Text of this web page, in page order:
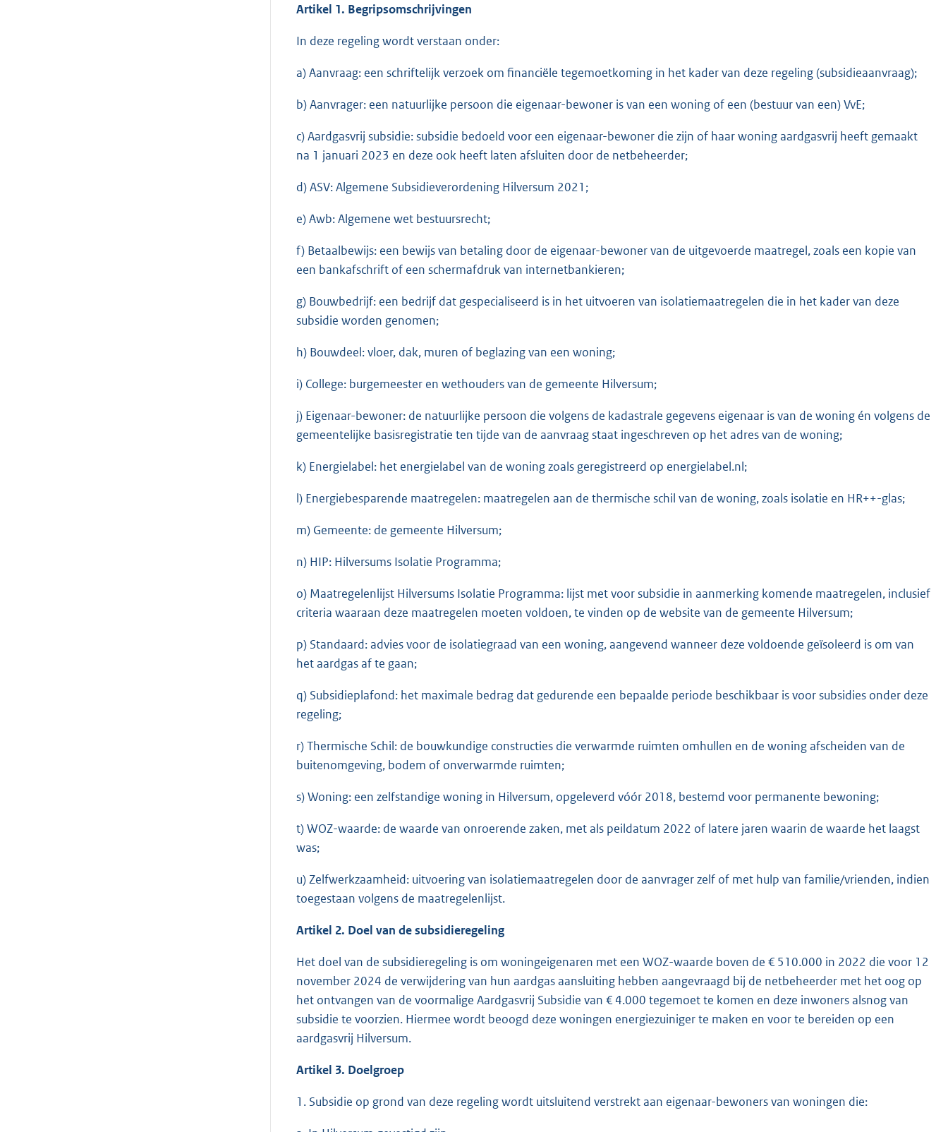
Artikel 1. Begripsomschrijvingen
In deze regeling wordt verstaan onder:
a) Aanvraag: een schriftelijk verzoek om financiële tegemoetkoming in het kader van deze regeling (subsidieaanvraag);
b) Aanvrager: een natuurlijke persoon die eigenaar-bewoner is van een woning of een (bestuur van een) VvE;
c) Aardgasvrij subsidie: subsidie bedoeld voor een eigenaar-bewoner die zijn of haar woning aardgasvrij heeft gemaakt
na 1 januari 2023 en deze ook heeft laten afsluiten door de netbeheerder;
d) ASV: Algemene Subsidieverordening Hilversum 2021;
e) Awb: Algemene wet bestuursrecht;
f) Betaalbewijs: een bewijs van betaling door de eigenaar-bewoner van de uitgevoerde maatregel, zoals een kopie van
een bankafschrift of een schermafdruk van internetbankieren;
g) Bouwbedrijf: een bedrijf dat gespecialiseerd is in het uitvoeren van isolatiemaatregelen die in het kader van deze
subsidie worden genomen;
h) Bouwdeel: vloer, dak, muren of beglazing van een woning;
i) College: burgemeester en wethouders van de gemeente Hilversum;
j) Eigenaar-bewoner: de natuurlijke persoon die volgens de kadastrale gegevens eigenaar is van de woning én volgens de
gemeentelijke basisregistratie ten tijde van de aanvraag staat ingeschreven op het adres van de woning;
k) Energielabel: het energielabel van de woning zoals geregistreerd op energielabel.nl;
l) Energiebesparende maatregelen: maatregelen aan de thermische schil van de woning, zoals isolatie en HR++-glas;
m) Gemeente: de gemeente Hilversum;
n) HIP: Hilversums Isolatie Programma;
o) Maatregelenlijst Hilversums Isolatie Programma: lijst met voor subsidie in aanmerking komende maatregelen, inclusief
criteria waaraan deze maatregelen moeten voldoen, te vinden op de website van de gemeente Hilversum;
p) Standaard: advies voor de isolatiegraad van een woning, aangevend wanneer deze voldoende geïsoleerd is om van
het aardgas af te gaan;
q) Subsidieplafond: het maximale bedrag dat gedurende een bepaalde periode beschikbaar is voor subsidies onder deze
regeling;
r) Thermische Schil: de bouwkundige constructies die verwarmde ruimten omhullen en de woning afscheiden van de
buitenomgeving, bodem of onverwarmde ruimten;
s) Woning: een zelfstandige woning in Hilversum, opgeleverd vóór 2018, bestemd voor permanente bewoning;
t) WOZ-waarde: de waarde van onroerende zaken, met als peildatum 2022 of latere jaren waarin de waarde het laagst
was;
u) Zelfwerkzaamheid: uitvoering van isolatiemaatregelen door de aanvrager zelf of met hulp van familie/vrienden, indien
toegestaan volgens de maatregelenlijst.
Artikel 2. Doel van de subsidieregeling
Het doel van de subsidieregeling is om woningeigenaren met een WOZ-waarde boven de € 510.000 in 2022 die voor 12
november 2024 de verwijdering van hun aardgas aansluiting hebben aangevraagd bij de netbeheerder met het oog op
het ontvangen van de voormalige Aardgasvrij Subsidie van € 4.000 tegemoet te komen en deze inwoners alsnog van
subsidie te voorzien. Hiermee wordt beoogd deze woningen energiezuiniger te maken en voor te bereiden op een
aardgasvrij Hilversum.
Artikel 3. Doelgroep
1. Subsidie op grond van deze regeling wordt uitsluitend verstrekt aan eigenaar-bewoners van woningen die: